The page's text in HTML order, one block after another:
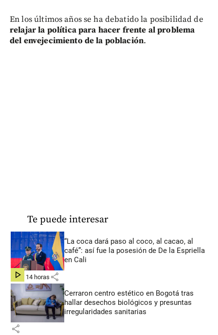
En los últimos años se ha debatido la posibilidad de
relajar la política para hacer frente al problema
del envejecimiento de la población.
Te puede interesar
“La coca dará paso al coco, al cacao, al
café”: así fue la posesión de De la Espriella
en Cali
hace 14 horas share
Cerraron centro estético en Bogotá tras
hallar desechos biológicos y presuntas
irregularidades sanitarias
share